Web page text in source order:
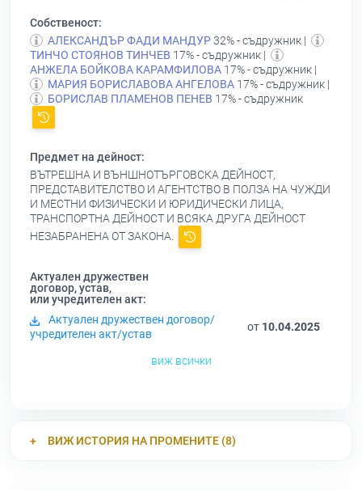
Собственост:
АЛЕКСАНДЪР ФАДИ МАНДУР32% - съдружник |
ТИНЧО СТОЯНОВ ТИНЧЕВ 17% - съдружник |
АНЖЕЛА БОЙКОВА КАРАМФИЛОВА 17% - съдружник |
МАРИЯ БОРИСЛАВОВА АНГЕЛОВА 17% - съдружник |
БОРИСЛАВ ПЛАМЕНОВ ПЕНЕВ 17% - съдружник
Предмет на дейност:
ВЪТРЕШНА И ВЪНШНОТЪРГОВСКА ДЕЙНОСТ,
ПРЕДСТАВИТЕЛСТВО И АГЕНТСТВО В ПОЛЗА НА ЧУЖДИ
И МЕСТНИ ФИЗИЧЕСКИ И ЮРИДИЧЕСКИ ЛИЦА,
ТРАНСПОРТНА ДЕЙНОСТ И ВСЯКА ДРУГА ДЕЙНОСТ
НЕЗАБРАНЕНА ОТ ЗАКОНА.
Актуален дружествен
договор, устав,
или учредителен акт:
Актуален дружествен договор/
учредителен акт/устав
от 10.04.2025
виж всички
ВИЖ ИСТОРИЯ НА ПРОМЕНИТЕ (8)